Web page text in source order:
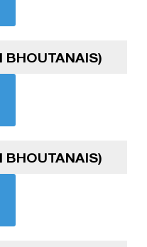
BHOUTANAIS)
BHOUTANAIS)